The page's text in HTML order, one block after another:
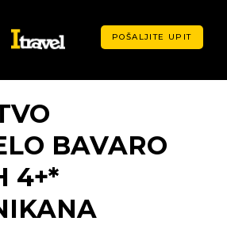
POŠALJITE UPIT
BAVARO
4+*